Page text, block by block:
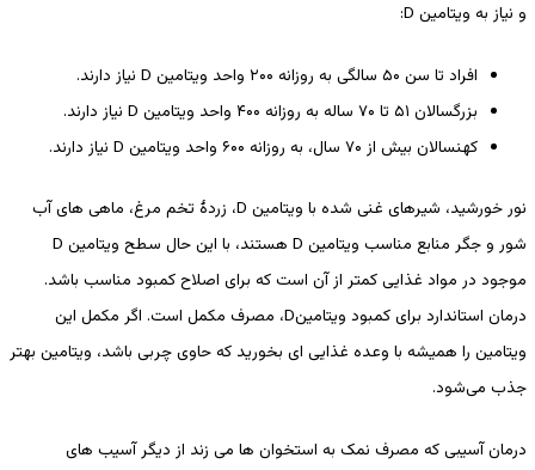
و نیاز به ویتامین D:
افراد تا سن ۵۰ سالگی به روزانه ۲۰۰ واحد ویتامین D نیاز دارند.
بزرگسالان ۵۱ تا ۷۰ ساله به روزانه ۴۰۰ واحد ویتامین D نیاز دارند.
کهنسالان بیش از ۷۰ سال، به روزانه ۶۰۰ واحد ویتامین D نیاز دارند.
نور خورشید، شیرهای غنی شده با ویتامین D، زردۀ تخم مرغ، ماهی های آب
شور و جگر منابع مناسب ویتامین D هستند، با این حال سطح ویتامین D
موجود در مواد غذایی کمتر از آن است که برای اصلاح کمبود مناسب باشد.
درمان استاندارد برای کمبود ویتامینD، مصرف مکمل است. اگر مکمل این
ویتامین را همیشه با وعده غذایی ای بخورید که حاوی چربی باشد، ویتامین بهتر
جذب می‌شود.
درمان آسیبی که مصرف نمک به استخوان ها می زند از دیگر آسیب های